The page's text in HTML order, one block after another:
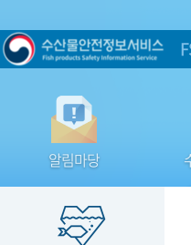
알림마당